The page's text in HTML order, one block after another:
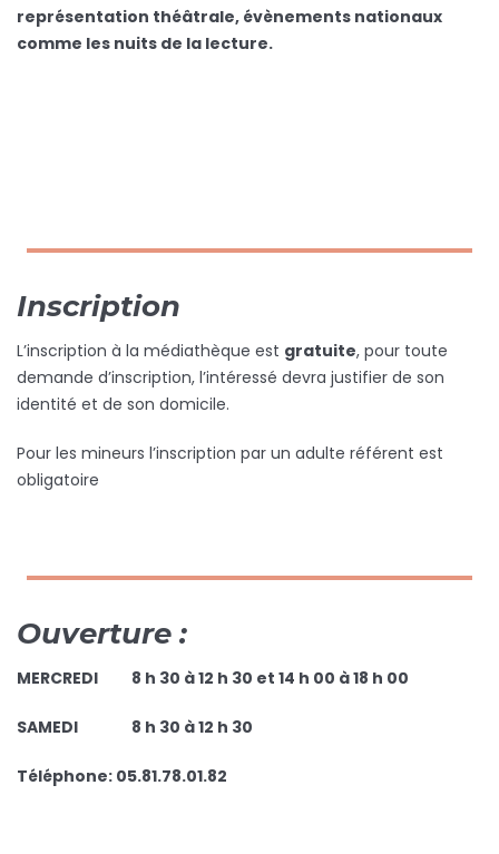
représentation théâtrale, évènements nationaux
comme les nuits de la lecture.
Inscription
L’inscription à la médiathèque est gratuite, pour toute
demande d’inscription, l’intéressé devra justifier de son
identité et de son domicile.
Pour les mineurs l’inscription par un adulte référent est
obligatoire
Ouverture :
MERCREDI 8 h 30 à 12 h 30 et 14 h 00 à 18 h 00
SAMEDI 8 h 30 à 12 h 30
Téléphone: 05.81.78.01.82